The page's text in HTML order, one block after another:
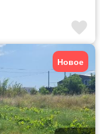
Новое